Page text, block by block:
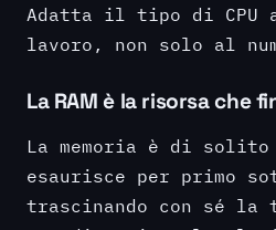
Adatta il tipo di CPU
lavoro, non solo al
La RAM è la risorsa che
La memoria è di
esaurisce per primo
trascinando con sé la